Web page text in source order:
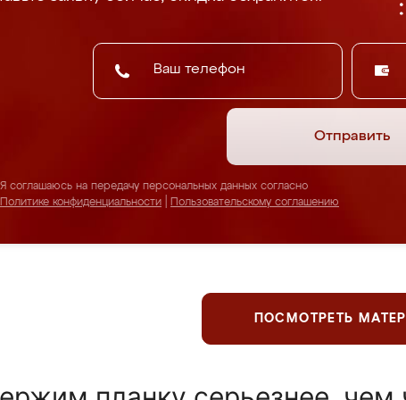
Отправить
Я соглашаюсь на передачу персональных данных согласно
Политике конфиденциальности
Пользовательскому соглашению
ПОСМОТРЕТЬ